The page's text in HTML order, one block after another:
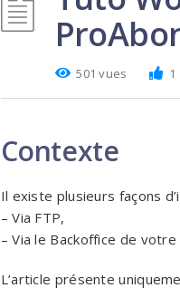
501 vues 1
Contexte
Il existe plusieurs façons
– Via FTP,
– Via le Backoffice de
L’article présente